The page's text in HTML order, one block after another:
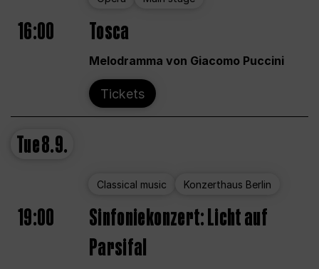
16:00 Tosca
Melodramma von Giacomo Puccini
Tickets
Tue8.9.
Classical music Konzerthaus Berlin
19:00
Sinfoniekonzert: Licht auf
Parsifal